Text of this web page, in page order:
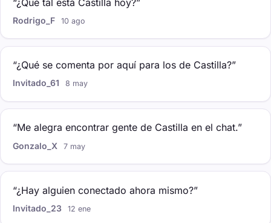
Rodrigo_F 10 ago
“¿Qué se comenta por aquí para los de Castilla?”
Invitado_61 8 may
“Me alegra encontrar gente de Castilla en el chat.”
Gonzalo_X 7 may
“¿Hay alguien conectado ahora mismo?”
Invitado_23 12 ene